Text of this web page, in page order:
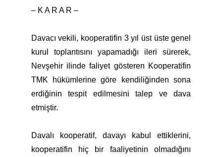
– K A R A R –
Davacı vekili, kooperatifin 3 yıl üst üste genel
kurul toplantısını yapamadığı ileri sürerek,
Nevşehir ilinde faliyet gösteren Kooperatifin
TMK hükümlerine göre kendiliğinden sona
erdiğinin tespit edilmesini talep ve dava
etmiştir.
Davalı kooperatif, davayı kabul ettiklerini,
kooperatifin hiç bir faaliyetinin olmadığını